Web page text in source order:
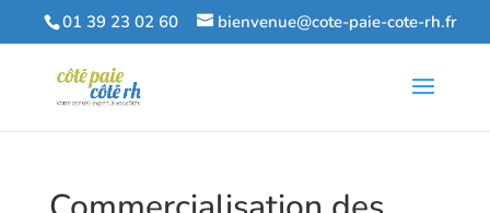
01 39 23 02 60 bienvenue@cote-paie-cote-rh.fr